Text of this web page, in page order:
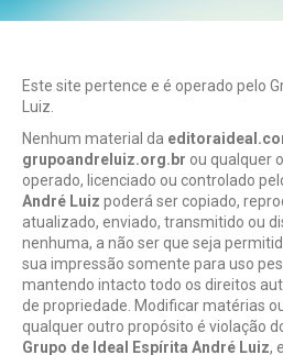
Este site pertence e é operado pelo
Luiz.
Nenhum material da
grupoandreluiz.org.br ou qualquer
operado, licenciado ou controlado
André Luiz poderá ser copiado,
atualizado, enviado, transmitido ou
nenhuma, a não ser que seja
sua impressão somente para uso
mantendo intacto todo os direitos
de propriedade. Modificar matérias
qualquer outro propósito é violação
Grupo de Ideal Espírita André Luiz,